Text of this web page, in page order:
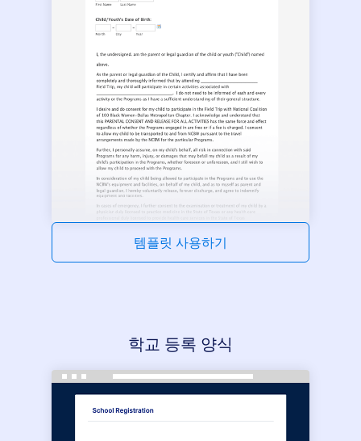
템플릿 사용하기
학교 등록 양식